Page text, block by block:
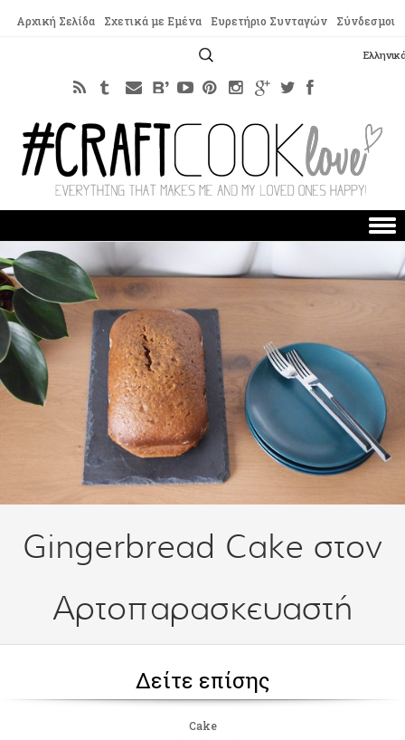
Αρχική Σελίδα Σχετικά με Εμένα Ευρετήριο Συνταγών Σύνδεσμοι
Αναζήτηση
Skip to content
Gingerbread Cake στον
Αρτοπαρασκευαστή
Δείτε επίσης
Cake